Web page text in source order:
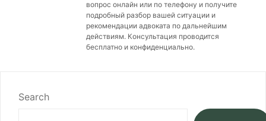
вопрос онлайн или по телефону и получите
подробный разбор вашей ситуации и
рекомендации адвоката по дальнейшим
действиям. Консультация проводится
бесплатно и конфиденциально.
Search